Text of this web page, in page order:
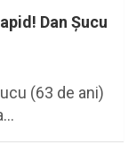
Dan Șucu
(63 de ani)